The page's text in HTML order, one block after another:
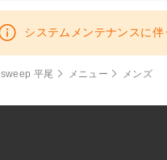
システムメンテナンスに
sweep 平尾 メニュー メンズ